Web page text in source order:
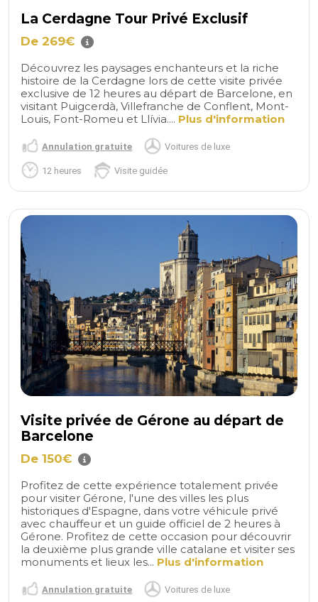
La Cerdagne Tour Privé Exclusif
De 269€
Découvrez les paysages enchanteurs et la riche
histoire de la Cerdagne lors de cette visite privée
exclusive de 12 heures au départ de Barcelone, en
visitant Puigcerdà, Villefranche de Conflent, Mont-
Louis, Font-Romeu et Llívia.... Plus d'information
Annulation gratuite Voitures de luxe
12 heures Visite guidée
Visite privée de Gérone au départ de
Barcelone
De 150€
Profitez de cette expérience totalement privée
pour visiter Gérone, l'une des villes les plus
historiques d'Espagne, dans votre véhicule privé
avec chauffeur et un guide officiel de 2 heures à
Gérone. Profitez de cette occasion pour découvrir
la deuxième plus grande ville catalane et visiter ses
monuments et lieux les... Plus d'information
Annulation gratuite Voitures de luxe